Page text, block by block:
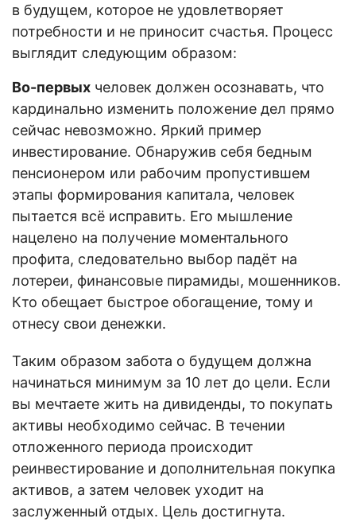
в будущем, которое не удовлетворяет
потребности и не приносит счастья. Процесс
выглядит следующим образом:
Во-первых человек должен осознавать, что
кардинально изменить положение дел прямо
сейчас невозможно. Яркий пример
инвестирование. Обнаружив себя бедным
пенсионером или рабочим пропустившем
этапы формирования капитала, человек
пытается всё исправить. Его мышление
нацелено на получение моментального
профита, следовательно выбор падёт на
лотереи, финансовые пирамиды, мошенников.
Кто обещает быстрое обогащение, тому и
отнесу свои денежки.
Таким образом забота о будущем должна
начинаться минимум за 10 лет до цели. Если
вы мечтаете жить на дивиденды, то покупать
активы необходимо сейчас. В течении
отложенного периода происходит
реинвестирование и дополнительная покупка
активов, а затем человек уходит на
заслуженный отдых. Цель достигнута.